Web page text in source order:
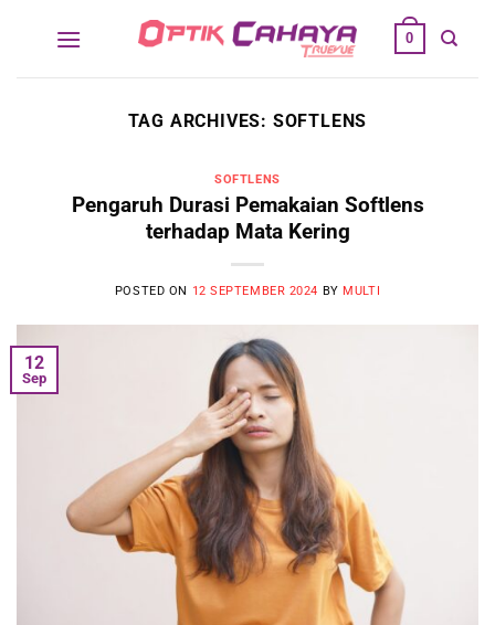
0
TAG ARCHIVES: SOFTLENS
SOFTLENS
Pengaruh Durasi Pemakaian Softlens
terhadap Mata Kering
POSTED ON 12 SEPTEMBER 2024 BY MULTI
12
Sep